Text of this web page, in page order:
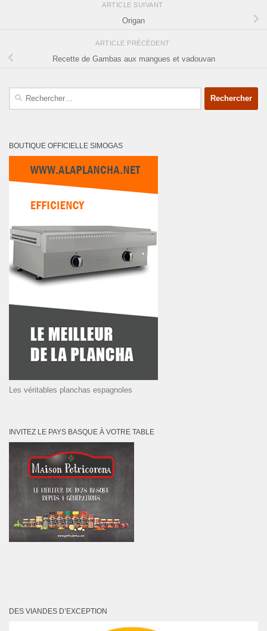
ARTICLE SUIVANT
Origan
ARTICLE PRÉCÉDENT
Recette de Gambas aux mangues et vadouvan
Rechercher :
BOUTIQUE OFFICIELLE SIMOGAS
Les véritables planchas espagnoles
INVITEZ LE PAYS BASQUE À VOTRE TABLE
DES VIANDES D’EXCEPTION